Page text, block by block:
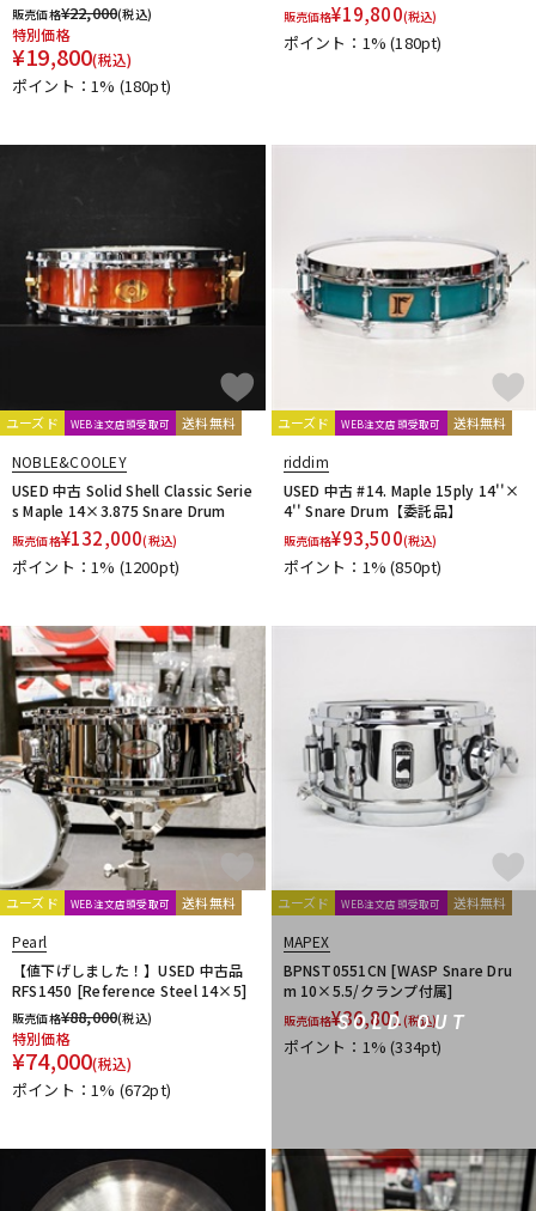
販売価格¥22,000(税込)
特別価格
¥19,800(税込)
ポイント：1% (180pt)
販売価格¥19,800(税込)
ポイント：1%(180pt)
ユーズド WEB注文店頭受取可 送料無料
NOBLE&COOLEY
USED 中古 Solid Shell Classic Serie
s Maple 14×3.875 Snare Drum
販売価格¥132,000(税込)
ポイント：1% (1200pt)
ユーズド WEB注文店頭受取可 送料無料
riddim
USED 中古 #14. Maple 15ply 14''×
4'' Snare Drum【委託品】
販売価格¥93,500(税込)
ポイント：1%(850pt)
ユーズド WEB注文店頭受取可 送料無料
Pearl
【値下げしました！】USED 中古品
RFS1450 [Reference Steel 14×5]
販売価格¥88,000(税込)
特別価格
¥74,000(税込)
ポイント：1% (672pt)
SOLD OUT
ユーズド WEB注文店頭受取可 送料無料
MAPEX
BPNST0551CN [WASP Snare Dru
m 10×5.5/クランプ付属]
販売価格¥36,801(税込)
ポイント：1%(334pt)